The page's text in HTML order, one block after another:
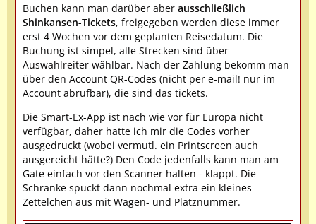
Buchen kann man darüber aber ausschließlich
Shinkansen-Tickets, freigegeben werden diese immer
erst 4 Wochen vor dem geplanten Reisedatum. Die
Buchung ist simpel, alle Strecken sind über
Auswahlreiter wählbar. Nach der Zahlung bekomm man
über den Account QR-Codes (nicht per e-mail! nur im
Account abrufbar), die sind das tickets.
Die Smart-Ex-App ist nach wie vor für Europa nicht
verfügbar, daher hatte ich mir die Codes vorher
ausgedruckt (wobei vermutl. ein Printscreen auch
ausgereicht hätte?) Den Code jedenfalls kann man am
Gate einfach vor den Scanner halten - klappt. Die
Schranke spuckt dann nochmal extra ein kleines
Zettelchen aus mit Wagen- und Platznummer.